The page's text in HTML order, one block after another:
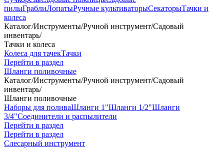
пилыГраблиЛопатыРучные культиваторыСекаторыТачки и
колеса
Каталог/Инструменты/Ручной инструмент/Садовый
инвентарь/
Тачки и колеса
Колеса для тачекТачки
Перейти в раздел
Шланги поливочные
Каталог/Инструменты/Ручной инструмент/Садовый
инвентарь/
Шланги поливочные
Наборы для поливаШланги 1"Шланги 1/2"Шланги
3/4"Соединители и распылители
Перейти в раздел
Перейти в раздел
Слесарный инструмент